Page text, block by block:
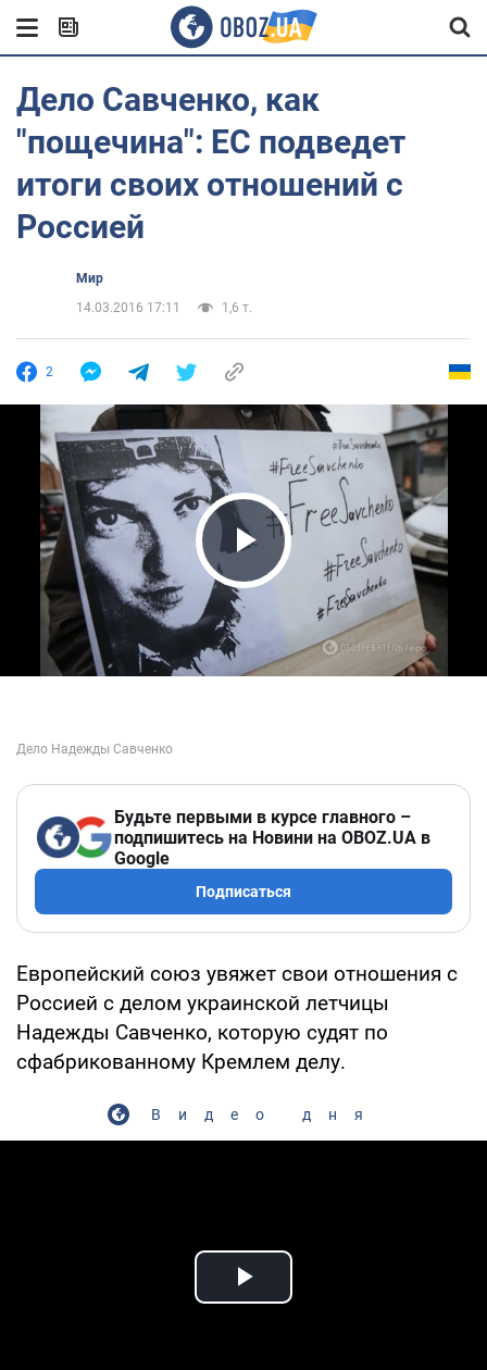
Дело Савченко, как
"пощечина": ЕС подведет
итоги своих отношений с
Россией
Мир
14.03.2016 17:11
1,6 т.
2
Play Video
Будьте первыми в курсе главного –
подпишитесь на Новини на OBOZ.UA в
Google
Подписаться
Европейский союз увяжет свои отношения с
Россией с делом украинской летчицы
Надежды Савченко, которую судят по
сфабрикованному Кремлем делу.
Видео дня
Play Video